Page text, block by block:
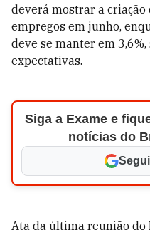
deverá mostrar a criação
empregos em junho,
deve se manter em
expectativas.
Siga a Exame e
notícias do
Ata da última reunião do